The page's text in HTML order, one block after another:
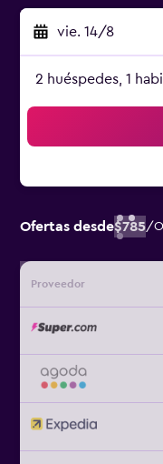
vie. 14/8
2 huéspedes, 1
Ofertas desde$785/
Proveedor